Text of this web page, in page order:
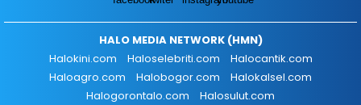
HALO MEDIA NETWORK (HMN)
Halokini.com
Haloselebriti.com
Halocantik.com
Haloagro.com
Halobogor.com
Halokalsel.com
Halogorontalo.com
Halosulut.com